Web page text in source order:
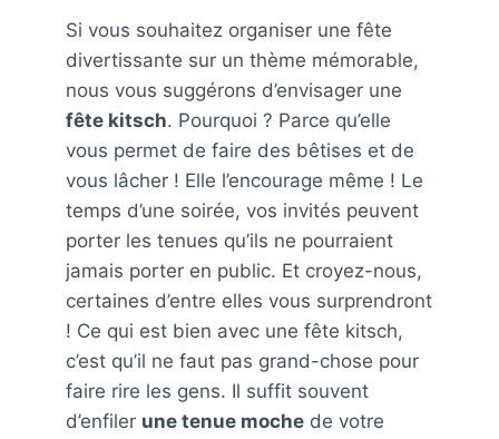
Si vous souhaitez organiser une fête
divertissante sur un thème mémorable,
nous vous suggérons d’envisager une
fête kitsch. Pourquoi ? Parce qu’elle
vous permet de faire des bêtises et de
vous lâcher ! Elle l’encourage même ! Le
temps d’une soirée, vos invités peuvent
porter les tenues qu’ils ne pourraient
jamais porter en public. Et croyez-nous,
certaines d’entre elles vous surprendront
! Ce qui est bien avec une fête kitsch,
c’est qu’il ne faut pas grand-chose pour
faire rire les gens. Il suffit souvent
d’enfiler une tenue moche de votre